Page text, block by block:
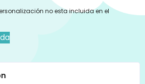
no esta incluida en el